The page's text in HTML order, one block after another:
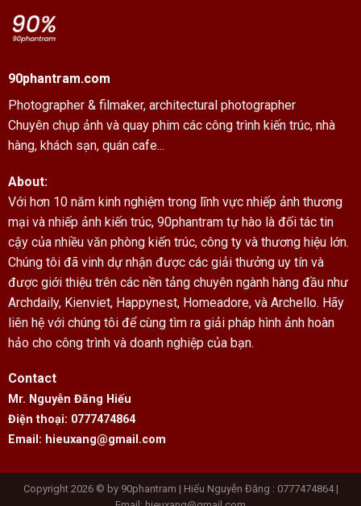
90phantram.com
Photographer & filmaker, architectural photographer
Chuyên chụp ảnh và quay phim các công trình kiến trúc, nhà
hàng, khách sạn, quán cafe...
About:
Với hơn 10 năm kinh nghiệm trong lĩnh vực nhiếp ảnh thương
mại và nhiếp ảnh kiến trúc, 90phantram tự hào là đối tác tin
cậy của nhiều văn phòng kiến trúc, công ty và thương hiệu lớn.
Chúng tôi đã vinh dự nhận được các giải thưởng uy tín và
được giới thiệu trên các nền tảng chuyên ngành hàng đầu như
Archdaily, Kienviet, Happynest, Homeadore, và Archello. Hãy
liên hệ với chúng tôi để cùng tìm ra giải pháp hình ảnh hoàn
hảo cho công trình và doanh nghiệp của bạn.
Contact
Mr. Nguyễn Đăng Hiếu
Điện thoại: 0777474864
Email: hieuxang@gmail.com
Copyright 2026 © by 90phantram | Hiếu Nguyễn Đăng : 0777474864 |